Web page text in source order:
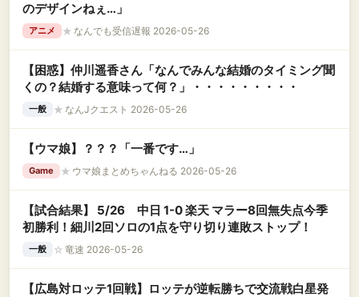
のデザインねぇ…」
アニメ ★ なんでも受信遅報 2026-05-26
【困惑】仲川遥香さん「なんでみんな結婚のタイミング聞
くの？結婚する意味って何？」・・・・・・・・・
一般 ★ なんJクエスト 2026-05-26
【ウマ娘】？？？「一番です…」
Game ★ ウマ娘まとめちゃんねる 2026-05-26
【試合結果】 5/26 中日 1-0 楽天 マラー8回無失点今季
初勝利！細川2回ソロの1点を守り切り連敗ストップ！
一般 ☆ 竜速 2026-05-26
【広島対ロッテ1回戦】ロッテが逆転勝ちで交流戦白星発